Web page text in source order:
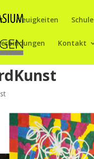
Neuigkeiten Schule
Kontakt